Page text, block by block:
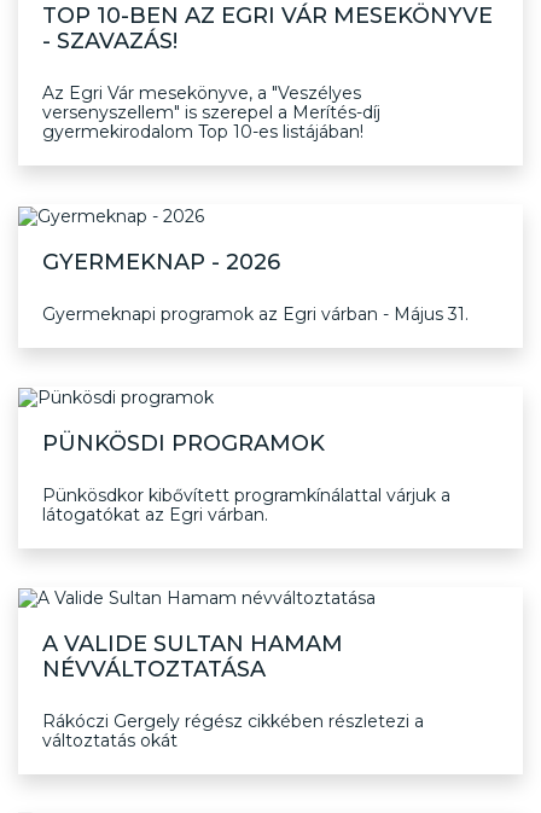
TOP 10-BEN AZ EGRI VÁR MESEKÖNYVE
- SZAVAZÁS!
Az Egri Vár mesekönyve, a "Veszélyes
versenyszellem" is szerepel a Merítés-díj
gyermekirodalom Top 10-es listájában!
GYERMEKNAP - 2026
Gyermeknapi programok az Egri várban - Május 31.
PÜNKÖSDI PROGRAMOK
Pünkösdkor kibővített programkínálattal várjuk a
látogatókat az Egri várban.
A VALIDE SULTAN HAMAM
NÉVVÁLTOZTATÁSA
Rákóczi Gergely régész cikkében részletezi a
változtatás okát